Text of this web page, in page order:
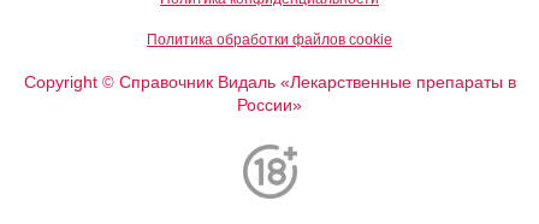
Политика обработки файлов cookie
Copyright ©Справочник Видаль «Лекарственные препараты в
России»